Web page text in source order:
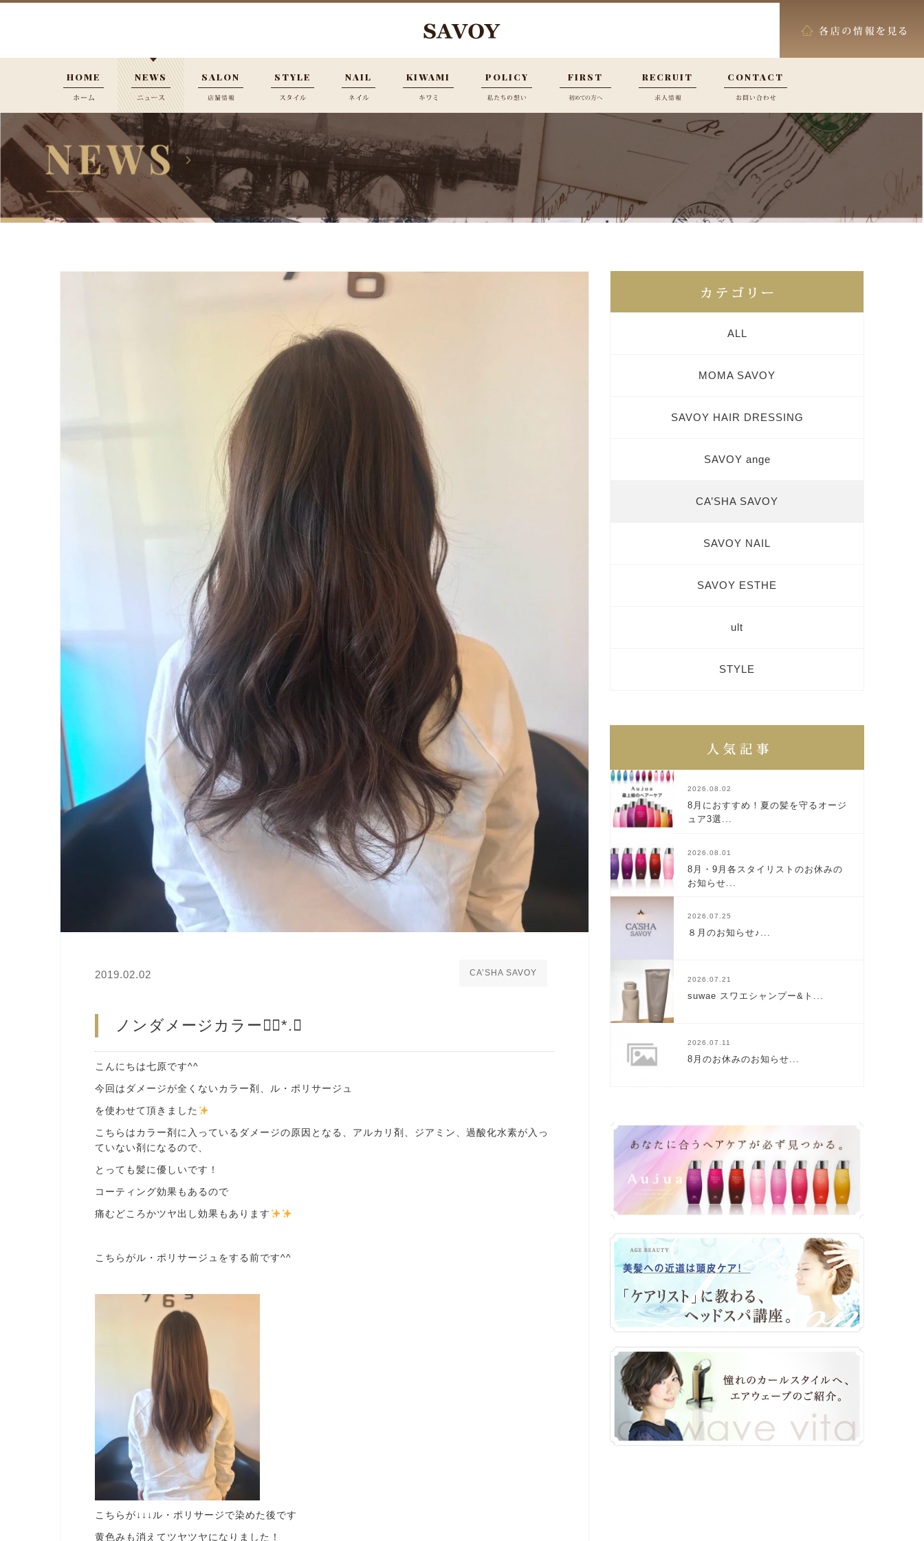
HOME NEWS SALON STYLE NAIL KIWAMI POLICY FIRST RECRUIT CONTACT
2019.02.02 CA’SHA SAVOY
ノンダメージカラー❁⃘*.ﾟ
こんにちは七原です^^
今回はダメージが全くないカラー剤、ル・ポリサージュ
を使わせて頂きました
こちらはカラー剤に入っているダメージの原因となる、アルカリ剤、ジアミン、過酸化水素が入っ
ていない剤になるので、
とっても髪に優しいです！
コーティング効果もあるので
痛むどころかツヤ出し効果もあります
こちらがル・ポリサージュをする前です^^
こちらが↓↓↓ル・ポリサージで染めた後です
黄色みも消えてツヤツヤになりました！
ALL
MOMA SAVOY
SAVOY HAIR DRESSING
SAVOY ange
CA’SHA SAVOY
SAVOY NAIL
SAVOY ESTHE
ult
STYLE
2026.08.02
8月におすすめ！夏の髪を守るオージ
ュア3選...
2026.08.01
8月・9月各スタイリストのお休みの
お知らせ...
2026.07.25
８月のお知らせ♪...
2026.07.21
suwae スワエシャンプー&ト...
2026.07.11
8月のお休みのお知らせ...